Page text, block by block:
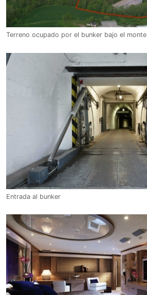
Terreno ocupado por el bunker bajo el monte
Entrada al bunker